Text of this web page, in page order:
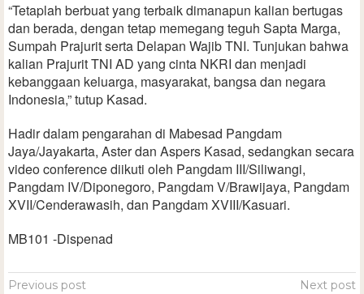
“Tetaplah berbuat yang terbaik dimanapun kalian bertugas
dan berada, dengan tetap memegang teguh Sapta Marga,
Sumpah Prajurit serta Delapan Wajib TNI. Tunjukan bahwa
kalian Prajurit TNI AD yang cinta NKRI dan menjadi
kebanggaan keluarga, masyarakat, bangsa dan negara
Indonesia,” tutup Kasad.
Hadir dalam pengarahan di Mabesad Pangdam
Jaya/Jayakarta, Aster dan Aspers Kasad, sedangkan secara
video conference diikuti oleh Pangdam III/Siliwangi,
Pangdam IV/Diponegoro, Pangdam V/Brawijaya, Pangdam
XVII/Cenderawasih, dan Pangdam XVIII/Kasuari.
MB101 -Dispenad
Previous post
Next post